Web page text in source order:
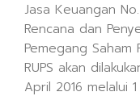
Jasa Keuangan
Rencana dan
Pemegang Saham
RUPS akan
April 2016 melalui